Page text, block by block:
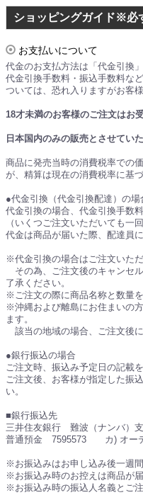
ショッピングガイド※必
お支払いについて
代金のお支払方法は「代金引換
代金引換手数料・振込手数料な
ついては、恐れ入りますがお客
18才未満のお客様のご注文はお
日本国内のみの販売とさせていた
商品に発売当時の消費税率での
が、精算は現在の消費税率に基
●代金引換（代金引換配達）の場
代金引換の場合、代金引換手数
（いくつご注文いただいても一
代金は商品が届いた際、配達員
※代金引換の場合はご注文いた
その為、ご注文後のキャンセ
了承ください。
※ご注文の際に商品名称と数量
※沖縄および離島にお住まいの
ます。
該当の地域の場合、ご注文後
●銀行振込の場合
ご注文時、振込み予定日の記載
ご注文後、お客様が指定した振
い。
■銀行振込先
三井住友銀行 難波（ナンバ）
普通預金 7595573 カ) オー
※お振込みはお申し込み後一週
※お振込み時のお控えは商品が
※お振込み時の振込人名義とご